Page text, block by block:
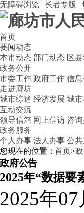
无障碍浏览 | 长者专版 |
首页
要闻动态
本市动态 部门动态 区
政务公开
市委工作 政府工作 信
走进廊坊
城市综述 经济发展 城
互动交流
领导信箱 网上信访 咨
政务服务
个人办事 法人办事 公共
您现在的位置： 首页>
政府公告
2025年“数据要
2025年07